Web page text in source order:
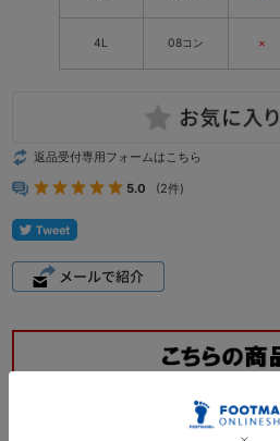
4L 08コン ×
返品受付専用フォームはこちら
5.0 (2件)